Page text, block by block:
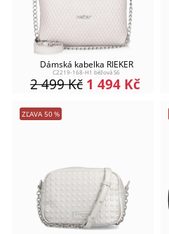
Dámská kabelka RIEKER
C2219-168-H1 béžová S6
1 494 Kč
2 499Kč
ZĽAVA 50%